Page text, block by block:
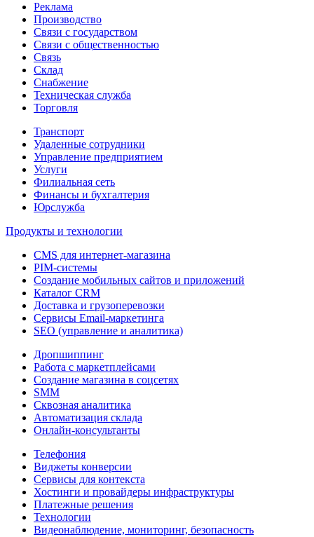
Реклама
Производство
Связи с государством
Связи с общественностью
Связь
Склад
Снабжение
Техническая служба
Торговля
Транспорт
Удаленные сотрудники
Управление предприятием
Услуги
Филиальная сеть
Финансы и бухгалтерия
Юрслужба
Продукты и технологии
CMS для интернет-магазина
PIM-системы
Создание мобильных сайтов и приложений
Каталог CRM
Доставка и грузоперевозки
Сервисы Email-маркетинга
SEO (управление и аналитика)
Дропшиппинг
Работа с маркетплейсами
Создание магазина в соцсетях
SMM
Сквозная аналитика
Автоматизация склада
Онлайн-консультанты
Телефония
Виджеты конверсии
Сервисы для контекста
Хостинги и провайдеры инфраструктуры
Платежные решения
Технологии
Видеонаблюдение, мониторинг, безопасность